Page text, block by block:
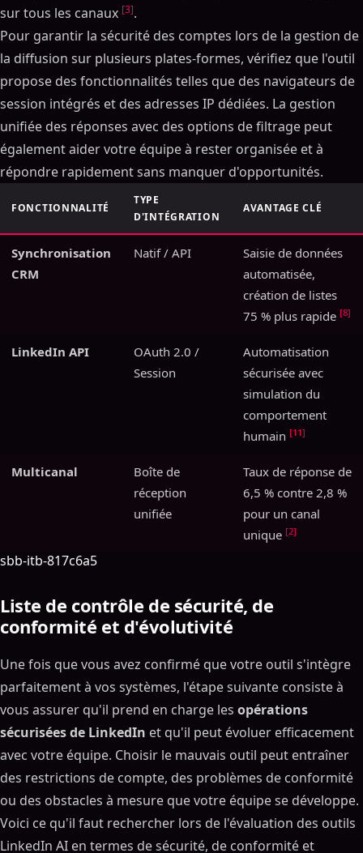
sur tous les canaux [3].
Pour garantir la sécurité des comptes lors de la gestion de
la diffusion sur plusieurs plates-formes, vérifiez que l'outil
propose des fonctionnalités telles que des navigateurs de
session intégrés et des adresses IP dédiées. La gestion
unifiée des réponses avec des options de filtrage peut
également aider votre équipe à rester organisée et à
répondre rapidement sans manquer d'opportunités.
FONCTIONNALITÉ
TYPE
D'INTÉGRATION
AVANTAGE CLÉ
Synchronisation
CRM
Natif / API
Saisie de données
automatisée,
création de listes
75 % plus rapide [8]
LinkedIn API
OAuth 2.0 /
Session
Automatisation
sécurisée avec
simulation du
comportement
humain [11]
Multicanal
Boîte de
réception
unifiée
Taux de réponse de
6,5 % contre 2,8 %
pour un canal
unique [2]
sbb-itb-817c6a5
Liste de contrôle de sécurité, de
conformité et d'évolutivité
Une fois que vous avez confirmé que votre outil s'intègre
parfaitement à vos systèmes, l'étape suivante consiste à
vous assurer qu'il prend en charge les opérations
sécurisées de LinkedIn et qu'il peut évoluer efficacement
avec votre équipe. Choisir le mauvais outil peut entraîner
des restrictions de compte, des problèmes de conformité
ou des obstacles à mesure que votre équipe se développe.
Voici ce qu'il faut rechercher lors de l'évaluation des outils
LinkedIn AI en termes de sécurité, de conformité et